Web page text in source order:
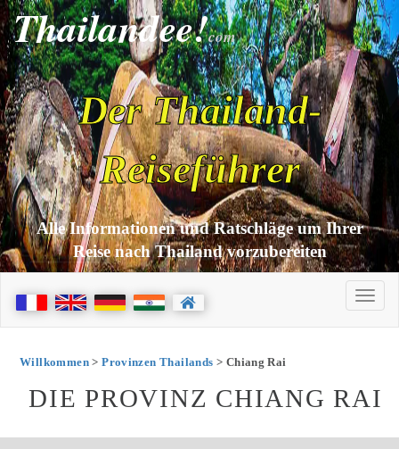
Thailandee!com
Der Thailand-
Reiseführer
Alle Informationen und Ratschläge um Ihrer
Reise nach Thailand vorzubereiten
Willkommen>Provinzen Thailands > Chiang Rai
DIE PROVINZ CHIANG RAI